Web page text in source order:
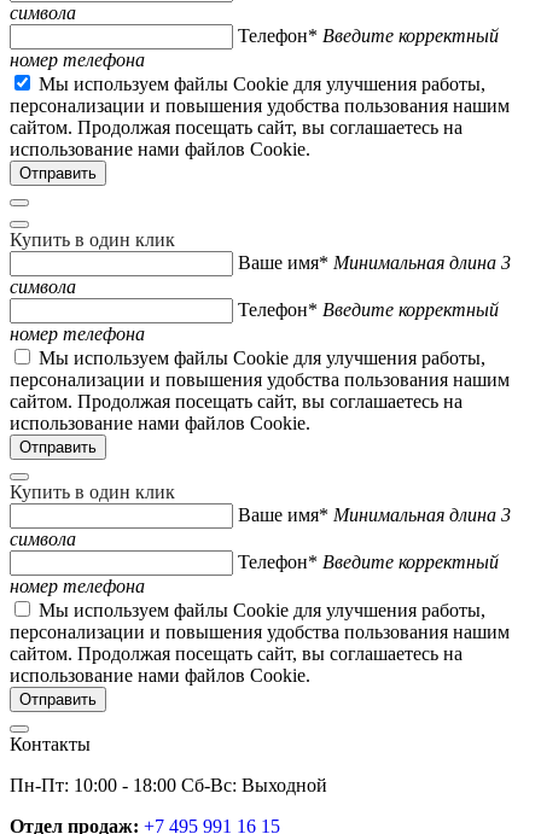
символа
Телефон* Введите корректный
номер телефона
Мы используем файлы Cookie для улучшения работы,
персонализации и повышения удобства пользования нашим
сайтом. Продолжая посещать сайт, вы соглашаетесь на
использование нами файлов Cookie.
Купить в один клик
Ваше имя* Минимальная длина 3
символа
Телефон* Введите корректный
номер телефона
Мы используем файлы Cookie для улучшения работы,
персонализации и повышения удобства пользования нашим
сайтом. Продолжая посещать сайт, вы соглашаетесь на
использование нами файлов Cookie.
Купить в один клик
Ваше имя* Минимальная длина 3
символа
Телефон* Введите корректный
номер телефона
Мы используем файлы Cookie для улучшения работы,
персонализации и повышения удобства пользования нашим
сайтом. Продолжая посещать сайт, вы соглашаетесь на
использование нами файлов Cookie.
Контакты
Пн-Пт: 10:00 - 18:00 Сб-Вс: Выходной
Отдел продаж: +7 495 991 16 15